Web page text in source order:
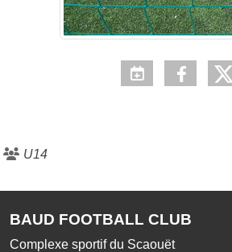
U14
BAUD FOOTBALL CLUB
Complexe sportif du Scaouët